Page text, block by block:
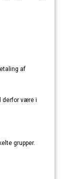
af
derfor være i
grupper.